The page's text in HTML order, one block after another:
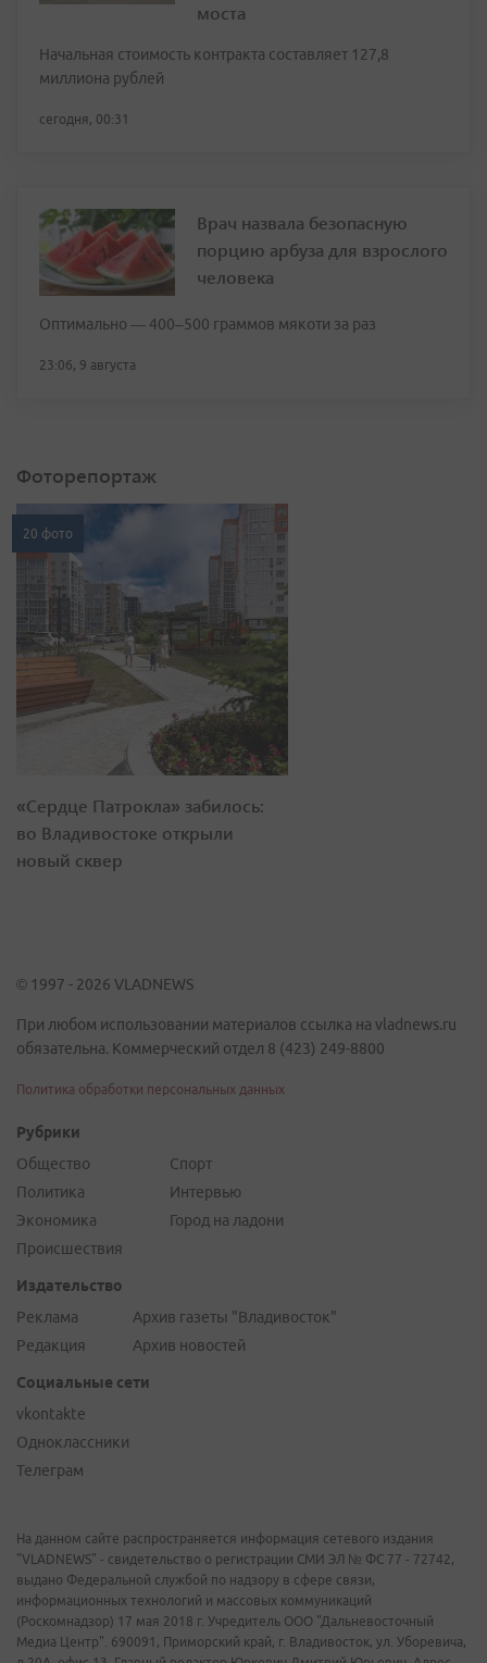
моста
Начальная стоимость контракта составляет 127,8
миллиона рублей
сегодня, 00:31
Врач назвала безопасную
порцию арбуза для взрослого
человека
Оптимально — 400–500 граммов мякоти за раз
23:06, 9 августа
Фоторепортаж
20 фото
«Сердце Патрокла» забилось:
во Владивостоке открыли
новый сквер
© 1997 - 2026 VLADNEWS
При любом использовании материалов ссылка на vladnews.ru
обязательна. Коммерческий отдел 8 (423) 249-8800
Политика обработки персональных данных
Рубрики
Общество
Политика
Экономика
Происшествия
Спорт
Интервью
Город на ладони
Издательство
Реклама
Редакция
Архив газеты "Владивосток"
Архив новостей
Социальные сети
vkontakte
Одноклассники
Телеграм
На данном сайте распространяется информация сетевого издания
"VLADNEWS" - свидетельство о регистрации СМИ ЭЛ № ФС 77 - 72742,
выдано Федеральной службой по надзору в сфере связи,
информационных технологий и массовых коммуникаций
(Роскомнадзор) 17 мая 2018 г. Учредитель ООО "Дальневосточный
Медиа Центр". 690091, Приморский край, г. Владивосток, ул. Уборевича,